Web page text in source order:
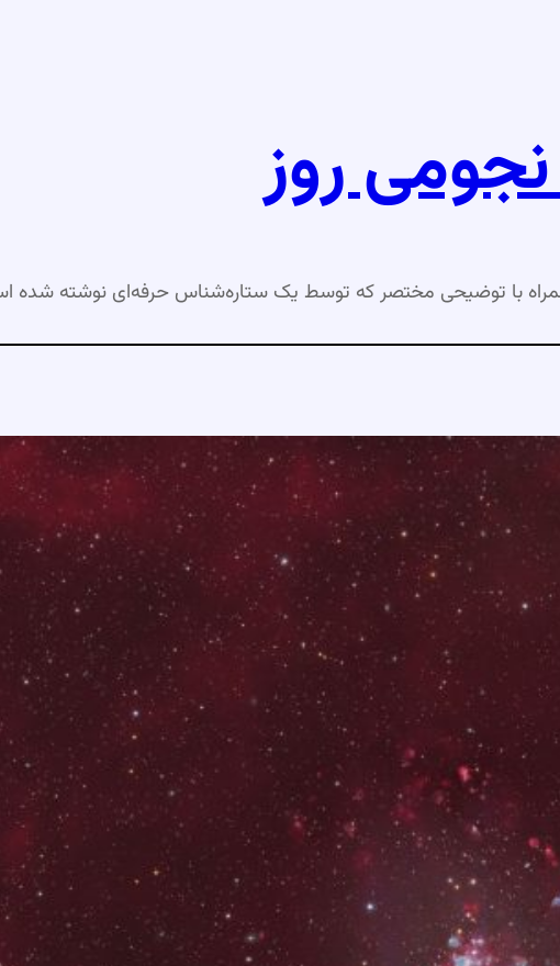
روز
با توضیحی مختصر که توسط یک ستاره‌شناس حرفه‌ای نوشته شده